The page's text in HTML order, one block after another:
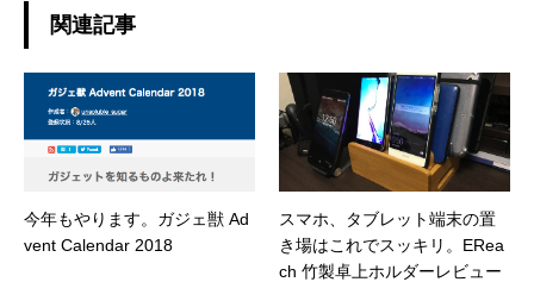
関連記事
今年もやります。ガジェ獣 Ad
vent Calendar 2018
スマホ、タブレット端末の置
き場はこれでスッキリ。ERea
ch 竹製卓上ホルダーレビュー